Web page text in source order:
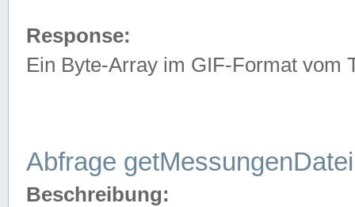
Response:
Ein Byte-Array im GIF-Format vom
Abfrage getMessungenDatei
Beschreibung: